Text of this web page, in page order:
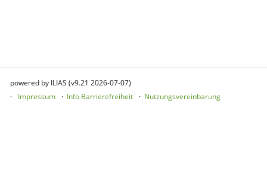
powered by ILIAS (v9.21 2026-07-07)
Impressum
Info Barrierefreiheit Nutzungsvereinbarung